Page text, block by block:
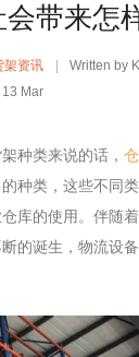
带来怎
架资讯 Written by
13 Mar
种类来说的话，
种类，这些不同
库的使用。伴随
的诞生，物流设